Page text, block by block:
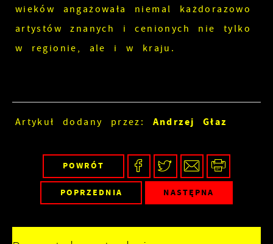
wieków angażowała niemal każdorazowo
artystów znanych i cenionych nie tylko
w regionie, ale i w kraju.
Artykuł dodany przez: Andrzej Głaz
POWRÓT
POPRZEDNIA NASTĘPNA